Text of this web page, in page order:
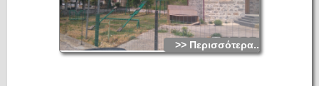
>> Περισσότερα...